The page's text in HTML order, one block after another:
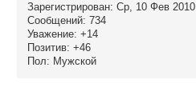
Зарегистрирован: Ср, 10 Фев 2010
Сообщений: 734
Уважение: +14
Позитив: +46
Пол: Мужской